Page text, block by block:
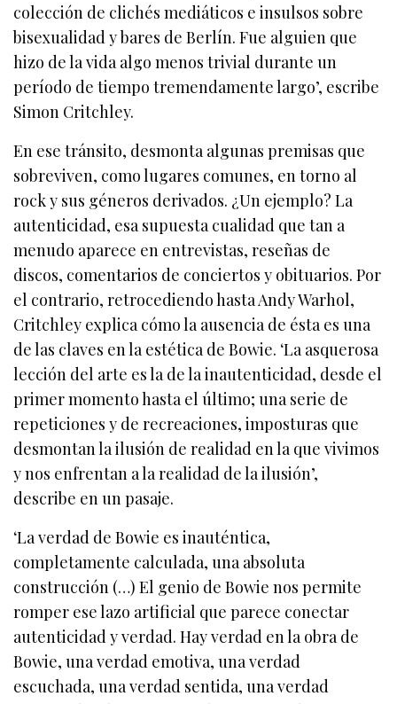
colección de clichés mediáticos e insulsos sobre
bisexualidad y bares de Berlín. Fue alguien que
hizo de la vida algo menos trivial durante un
período de tiempo tremendamente largo’, escribe
Simon Critchley.
En ese tránsito, desmonta algunas premisas que
sobreviven, como lugares comunes, en torno al
rock y sus géneros derivados. ¿Un ejemplo? La
autenticidad, esa supuesta cualidad que tan a
menudo aparece en entrevistas, reseñas de
discos, comentarios de conciertos y obituarios. Por
el contrario, retrocediendo hasta Andy Warhol,
Critchley explica cómo la ausencia de ésta es una
de las claves en la estética de Bowie. ‘La asquerosa
lección del arte es la de la inautenticidad, desde el
primer momento hasta el último; una serie de
repeticiones y de recreaciones, imposturas que
desmontan la ilusión de realidad en la que vivimos
y nos enfrentan a la realidad de la ilusión’,
describe en un pasaje.
‘La verdad de Bowie es inauténtica,
completamente calculada, una absoluta
construcción (…) El genio de Bowie nos permite
romper ese lazo artificial que parece conectar
autenticidad y verdad. Hay verdad en la obra de
Bowie, una verdad emotiva, una verdad
escuchada, una verdad sentida, una verdad